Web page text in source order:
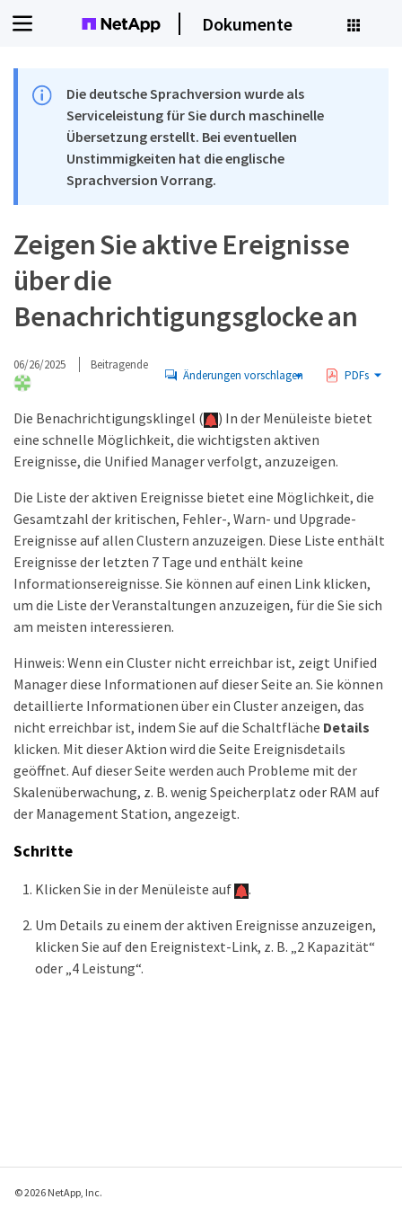
Dokumente
Die deutsche Sprachversion wurde als
Serviceleistung für Sie durch maschinelle
Übersetzung erstellt. Bei eventuellen
Unstimmigkeiten hat die englische
Sprachversion Vorrang.
Zeigen Sie aktive Ereignisse
über die
Benachrichtigungsglocke an
06/26/2025 Beitragende
Änderungen vorschlagen PDFs
Die Benachrichtigungsklingel (
) In der Menüleiste bietet
eine schnelle Möglichkeit, die wichtigsten aktiven
Ereignisse, die Unified Manager verfolgt, anzuzeigen.
Die Liste der aktiven Ereignisse bietet eine Möglichkeit, die
Gesamtzahl der kritischen, Fehler-, Warn- und Upgrade-
Ereignisse auf allen Clustern anzuzeigen. Diese Liste enthält
Ereignisse der letzten 7 Tage und enthält keine
Informationsereignisse. Sie können auf einen Link klicken,
um die Liste der Veranstaltungen anzuzeigen, für die Sie sich
am meisten interessieren.
Hinweis: Wenn ein Cluster nicht erreichbar ist, zeigt Unified
Manager diese Informationen auf dieser Seite an. Sie können
detaillierte Informationen über ein Cluster anzeigen, das
nicht erreichbar ist, indem Sie auf die Schaltfläche Details
klicken. Mit dieser Aktion wird die Seite Ereignisdetails
geöffnet. Auf dieser Seite werden auch Probleme mit der
Skalenüberwachung, z. B. wenig Speicherplatz oder RAM auf
der Management Station, angezeigt.
Schritte
Klicken Sie in der Menüleiste auf
.
Um Details zu einem der aktiven Ereignisse anzuzeigen,
klicken Sie auf den Ereignistext-Link, z. B. „2 Kapazität“
oder „4 Leistung“.
© 2026 NetApp, Inc.